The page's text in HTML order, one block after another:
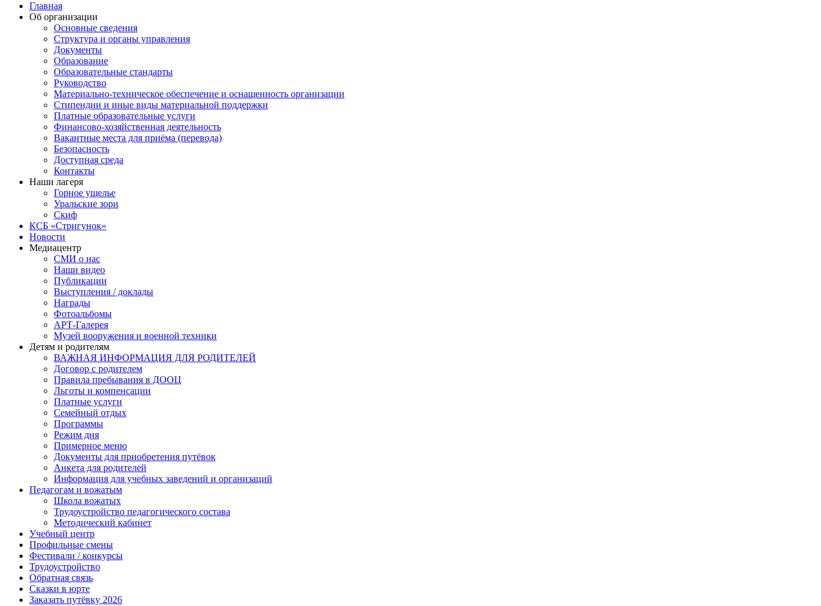
Главная
Об организации
Основные сведения
Структура и органы управления
Документы
Образование
Образовательные стандарты
Руководство
Материально-техническое обеспечение и оснащенность организации
Стипендии и иные виды материальной поддержки
Платные образовательные услуги
Финансово-хозяйственная деятельность
Вакантные места для приёма (перевода)
Безопасность
Доступная среда
Контакты
Наши лагеря
Горное ущелье
Уральские зори
Скиф
КСБ «Стригунок»
Новости
Медиацентр
СМИ о нас
Наши видео
Публикации
Выступления / доклады
Награды
Фотоальбомы
АРТ-Галерея
Музей вооружения и военной техники
Детям и родителям
ВАЖНАЯ ИНФОРМАЦИЯ ДЛЯ РОДИТЕЛЕЙ
Договор с родителем
Правила пребывания в ДООЦ
Льготы и компенсации
Платные услуги
Семейный отдых
Программы
Режим дня
Примерное меню
Документы для приобретения путёвок
Анкета для родителей
Информация для учебных заведений и организаций
Педагогам и вожатым
Школа вожатых
Трудоустройство педагогического состава
Методический кабинет
Учебный центр
Профильные смены
Фестивали / конкурсы
Трудоустройство
Обратная связь
Сказки в юрте
Заказать путёвку 2026